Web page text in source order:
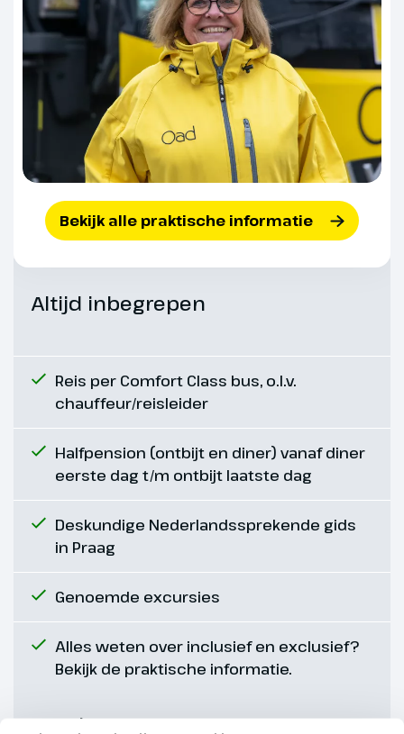
Bohemen: Trutnov, gelegen in het
noordwesten van de regio
Hradec Králové. Trutnov werd in
1260 gesticht, volgens de
legende op de plek waar de
ridder Albrecht van Trautenberg
een bloeddorstige draak had
verslagen. Deze mythische
stadswapen en in het jaarlijkse
drakenfestival in mei. Tijdens dit
stadhuis gehangen, die tot in de
herinnering aan het ontstaan van
de stad. Geniet van het
historische stadsplein met zijn
bezoek aan Trutnov, rijden we
verder naar Adršpašské Skály,
één van de spectaculairste
Wind, zon en water zorgden voor
steenmassa, waardoor deze
bizarre rotsformaties gevormd
zijn. De omgeving zorgt voor een
schilderachtige aanblik.
Adršpašské Skály
Altijd inbegrepen
Reis per Comfort Class bus, o.l.v.
chauffeur/reisleider
Halfpension (ontbijt en diner) vanaf diner
eerste dag t/m ontbijt laatste dag
Deskundige Nederlandssprekende gids
in Praag
Genoemde excursies
Alles weten over inclusief en exclusief?
Bekijk de praktische informatie.
Bekijk alle praktische informatie
Goed om te weten